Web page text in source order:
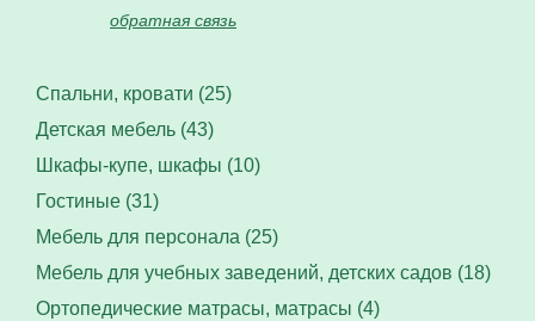
обратная связь
Спальни, кровати (25)
Детская мебель (43)
Шкафы-купе, шкафы (10)
Гостиные (31)
Мебель для персонала (25)
Мебель для учебных заведений, детских садов (18)
Ортопедические матрасы, матрасы (4)